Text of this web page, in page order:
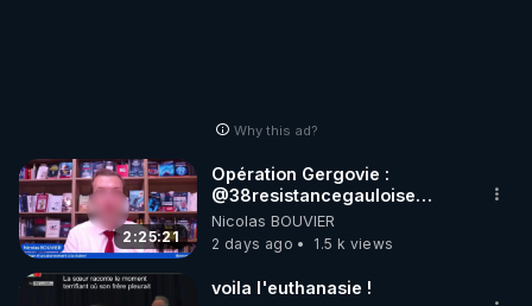
Why this ad?
2:25:21
Opération Gergovie :
‪@38resistancegauloise‬
‪@MarionSigautOfficiel‬
‪@gladysriifard5710‬ Laëtitia
Nicolas BOUVIER
2 days ago
1.5 k views
voila l'euthanasie !